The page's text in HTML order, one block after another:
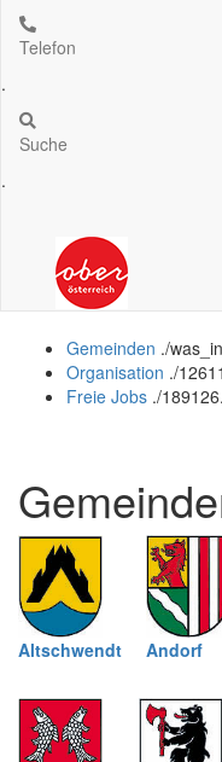
Telefon
.
Suche
.
Gemeinden ./
Organisation ./
Freie Jobs ./
Altschwendt Andorf